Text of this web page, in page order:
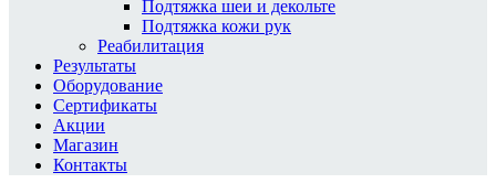
Подтяжка шеи и декольте
Подтяжка кожи рук
Реабилитация
Результаты
Оборудование
Сертификаты
Акции
Магазин
Контакты